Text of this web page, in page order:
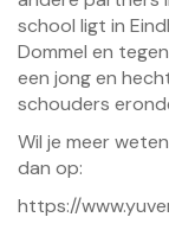
school ligt in
Dommel en
een jong en
schouders
Wil je meer
dan op:
https://